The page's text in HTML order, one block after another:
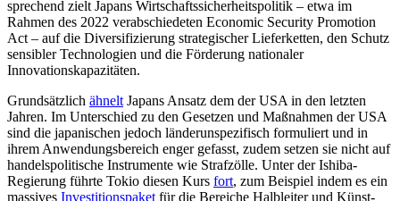
sprechend zielt Japans Wirtschafts­sicher­heitspolitik – etwa im
Rahmen des 2022 verabschiedeten Economic Security Pro­motion
Act – auf die Diversifizierung stra­tegischer Liefer­ketten, den Schutz
sen­sibler Technologien und die Förderung nationaler
Innovationskapazitäten.
Grund­sätzlich ähnelt Japans Ansatz dem der USA in den letzten
Jahren. Im Unter­schied zu den Gesetzen und Maßnahmen der USA
sind die japanischen jedoch länder­unspezifisch formuliert und in
ihrem An­wen­dungsbereich enger gefasst, zudem setzen sie nicht auf
handelspolitische In­stru­mente wie Straf­zölle. Unter der Ishiba-
Regie­rung führte Tokio diesen Kurs fort, zum Bei­spiel indem es ein
massi­ves Inves­ti­tions­paket für die Bereiche Halbleiter und Künst­